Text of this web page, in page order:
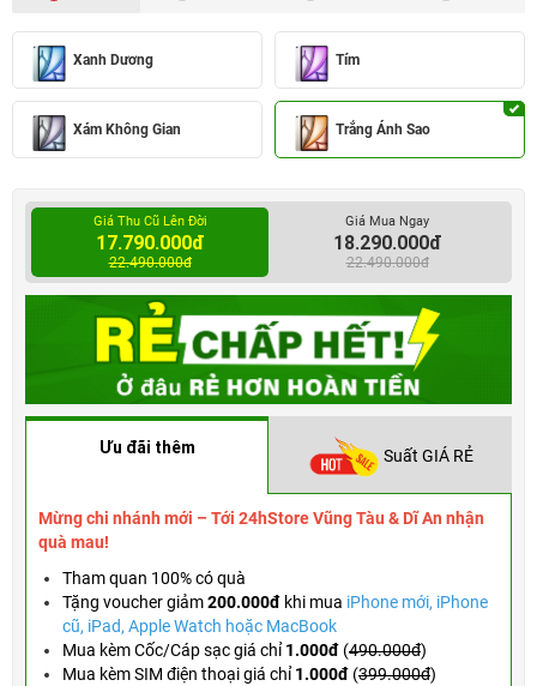
Xanh Dương Tím
Xám Không Gian Trắng Ánh Sao
Giá Thu Cũ Lên Đời
17.790.000đ
22.490.000đ
Giá Mua Ngay
18.290.000đ
22.490.000đ
Ưu đãi thêm Suất GIÁ RẺ
Mừng chi nhánh mới – Tới 24hStore Vũng Tàu & Dĩ An nhận
quà mau!
Tham quan 100% có quà
Tặng vouchergiảm200.000đ khi mua iPhone mới, iPhone
cũ, iPad, Apple Watch hoặc MacBook
Mua kèm Cốc/Cáp sạc giá chỉ1.000đ (490.000đ)
Mua kèm SIM điện thoại giá chỉ1.000đ (399.000đ)